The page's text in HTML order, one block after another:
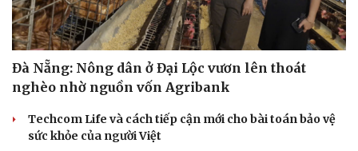
Đà Nẵng: Nông dân ở Đại Lộc vươn lên thoát
nghèo nhờ nguồn vốn Agribank
Techcom Life và cách tiếp cận mới cho bài toán bảo vệ
sức khỏe của người Việt